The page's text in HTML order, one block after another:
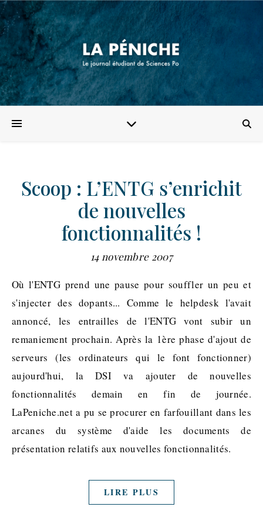
Scoop : L’ENTG s’enrichit
de nouvelles
fonctionnalités !
14 novembre 2007
Où l'ENTG prend une pause pour souffler un peu et
s'injecter des dopants... Comme le helpdesk l'avait
annoncé, les entrailles de l'ENTG vont subir un
remaniement prochain. Après la 1ère phase d'ajout de
serveurs (les ordinateurs qui le font fonctionner)
aujourd'hui, la DSI va ajouter de nouvelles
fonctionnalités demain en fin de journée.
LaPeniche.net a pu se procurer en farfouillant dans les
arcanes du système d'aide les documents de
présentation relatifs aux nouvelles fonctionnalités.
LIRE PLUS